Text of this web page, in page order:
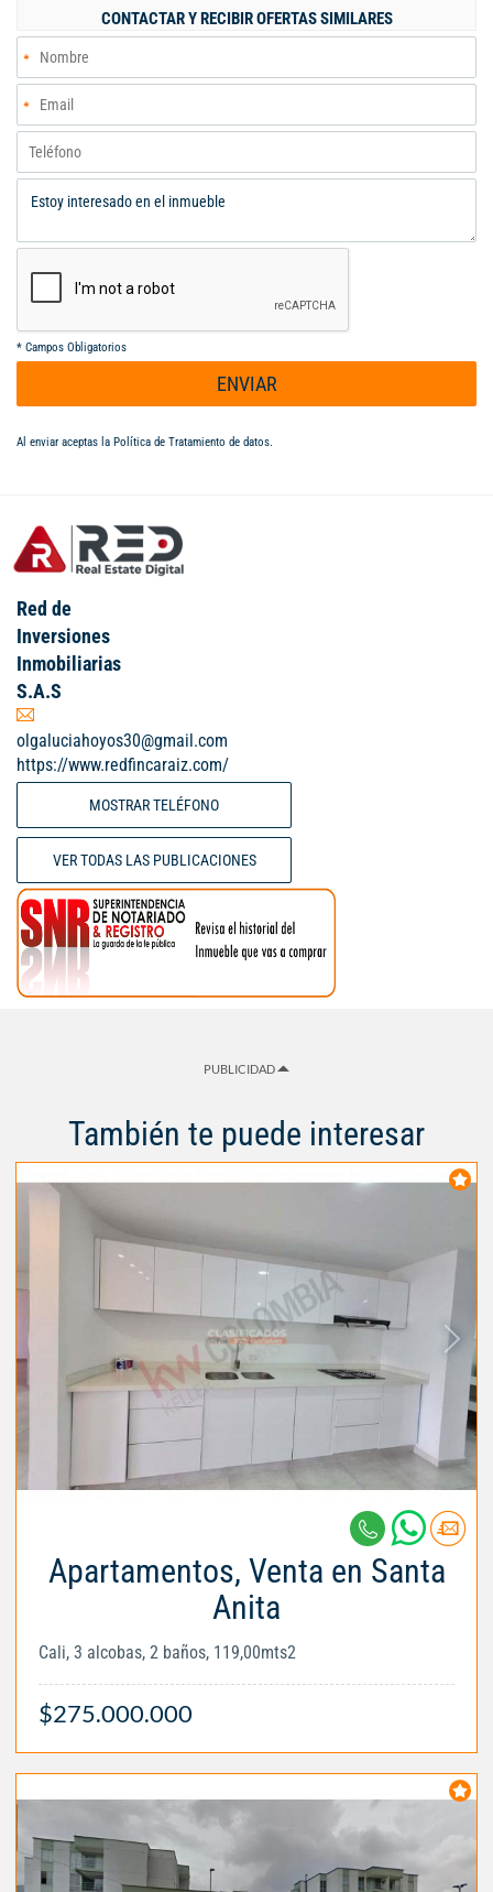
Comercial Chipichape y a 20 minutos del aeropuerto. Excelente
opción para vivir o invertir.
CONTACTAR Y RECIBIR OFERTAS SIMILARES
* Campos Obligatorios
ENVIAR
Al enviar aceptas la Política de Tratamiento de datos.
Red de
Inversiones
Inmobiliarias
S.A.S
olgaluciahoyos30@gmail.com
https://www.redfincaraiz.com/
MOSTRAR TELÉFONO
VER TODAS LAS PUBLICACIONES
PUBLICIDAD
También te puede interesar
Apartamentos, Venta en Santa
Anita
Cali, 3 alcobas, 2 baños, 119,00mts2
$275.000.000